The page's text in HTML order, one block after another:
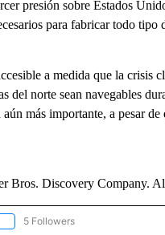
presión sobre Estados
para fabricar todo tipo
a medida que la crisis
del norte sean navegables
más importante, a pesar
Discovery Company.
"CNN - SPANISH" TO RECEIVE
5 Followers